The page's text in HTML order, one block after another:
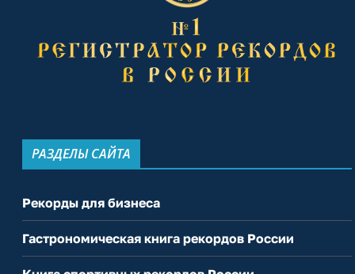
РАЗДЕЛЫ САЙТА
Рекорды для бизнеса
Гастрономическая книга рекордов России